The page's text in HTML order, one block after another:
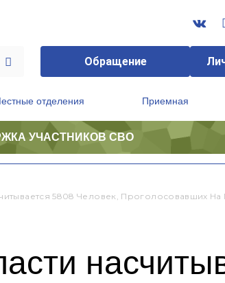
Обращение
отделения Приемная
УЧАСТНИКОВ СВО
5808 Человек, Проголосовавших